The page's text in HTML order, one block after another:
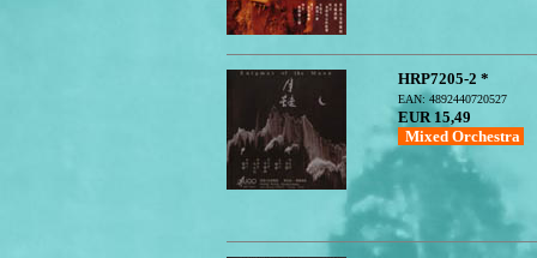
HRP7205-2 *
EAN: 4892440720527
EUR 15,49
Mixed Orchestra